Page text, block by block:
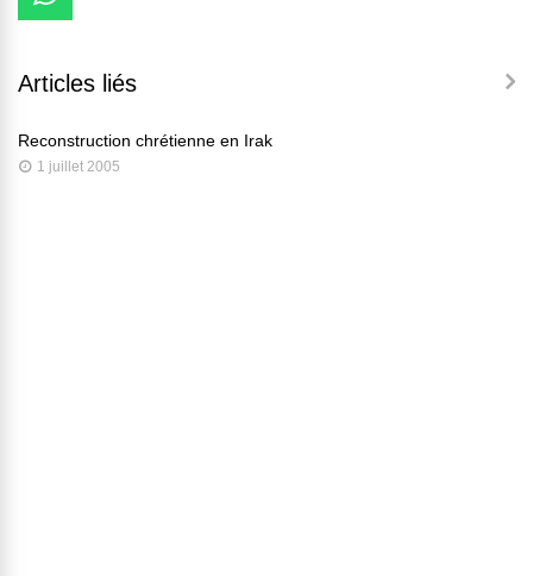
Articles liés
Reconstruction chrétienne en Irak
1 juillet 2005